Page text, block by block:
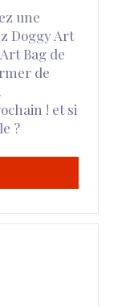
une
Doggy Art
Bag de
de
! et si
?